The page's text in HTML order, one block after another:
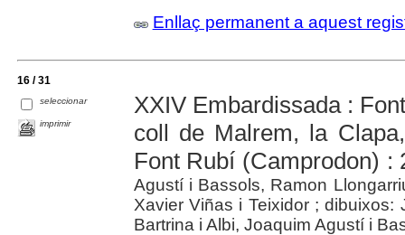
Enllaç permanent a aquest
16 / 31
seleccionar
imprimir
XXIV Embardissada :
coll de Malrem, la
Font Rubí (Camprodon) :
Agustí i Bassols, Ramon
Xavier Viñas i Teixidor ;
Bartrina i Albi, Joaquim Agustí i